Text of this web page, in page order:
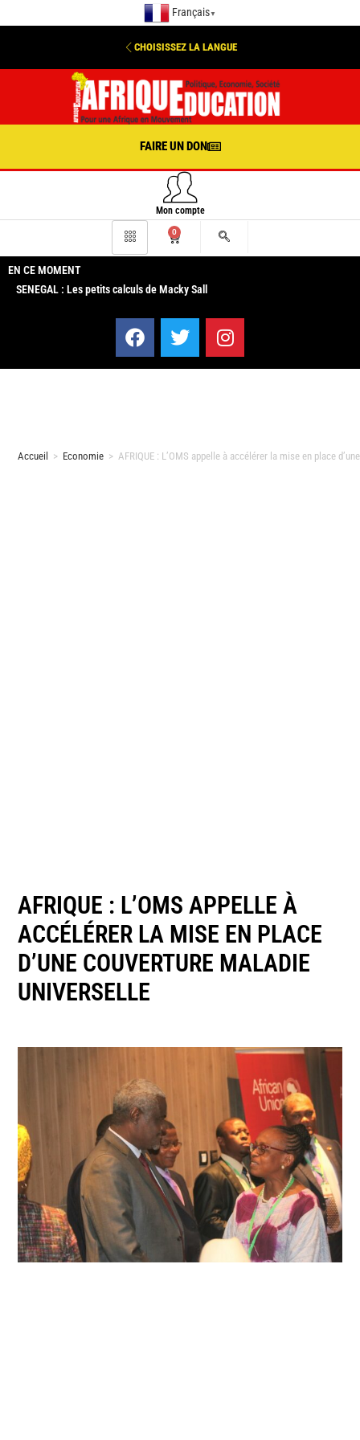
Français ▼
CHOISISSEZ LA LANGUE
FAIRE UN DON
Mon compte
0
EN CE MOMENT
SENEGAL : Les petits calculs de Macky Sall
Accueil > Economie > AFRIQUE : L’OMS appelle à accélérer la mise en place
AFRIQUE : L’OMS APPELLE À
ACCÉLÉRER LA MISE EN PLACE
D’UNE COUVERTURE MALADIE
UNIVERSELLE